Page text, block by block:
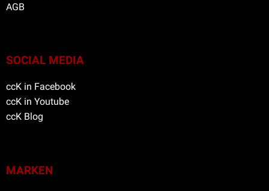
AGB
SOCIAL MEDIA
ccK in Facebook
ccK in Youtube
ccK Blog
MARKEN